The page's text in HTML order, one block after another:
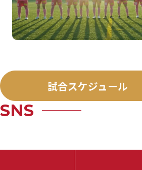
試合スケジュール
SNS